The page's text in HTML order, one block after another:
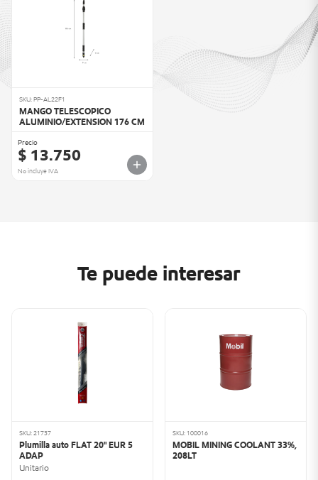
SKU: PP-AL22F1
MANGO TELESCOPICO
ALUMINIO/EXTENSION 176 CM
Precio
$ 13.750
No incluye IVA
Te puede interesar
SKU: 21737
Plumilla auto FLAT 20" EUR 5
ADAP
Unitario
SKU: 100016
MOBIL MINING COOLANT 33%,
208LT